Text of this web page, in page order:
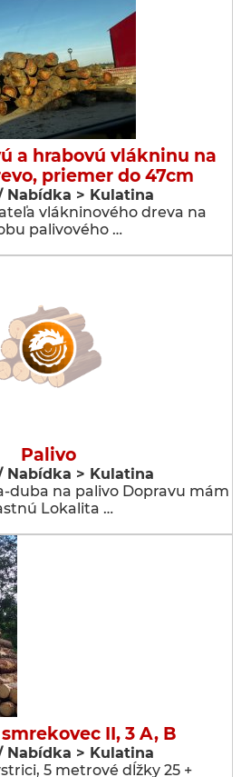
a hrabovú vlákninu na
priemer do 47cm
Nabídka > Kulatina
vlákninového dreva na
palivového …
Palivo
Nabídka > Kulatina
duba na palivo Dopravu mám
Lokalita …
II, 3 A, B
Nabídka > Kulatina
5 metrové dĺžky 25 +